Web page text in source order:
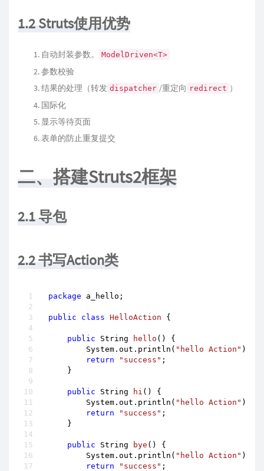
1.2 Struts使用优势
自动封装参数。 ModelDriven<T>
参数校验
结果的处理（转发 dispatcher /重定向 redirect ）
国际化
显示等待页面
表单的防止重复提交
二、搭建Struts2框架
2.1 导包
2.2 书写Action类
package a_hello;
public class HelloAction {
public String hello ()
{
        System.out.println(
"hello Action" );
return
"success" ;
    }
public String hi ()
{
        System.out.println(
"hello Action" );
return
"success" ;
    }
public String bye ()
{
        System.out.println(
"hello Action" );
return
"success" ;